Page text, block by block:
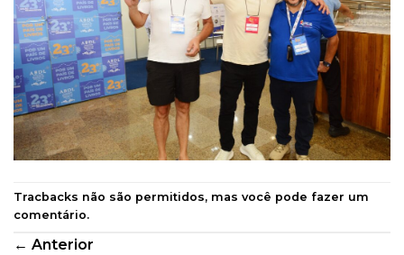
Tracbacks não são permitidos, mas você pode fazer um
comentário.
← Anterior